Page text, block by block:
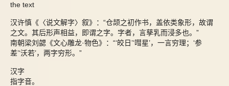
the text
汉许慎《〈说文解字〉叙》：“仓颉之初作书，盖依类象形，故谓
之文。其后形声相益，即谓之字。字者，言孳乳而浸多也。”
南朝梁刘勰《文心雕龙·物色》：“‘皎日’‘嘒星’，一言穷理；‘参
差’‘沃若’，两字穷形。”
汉字
指字音。